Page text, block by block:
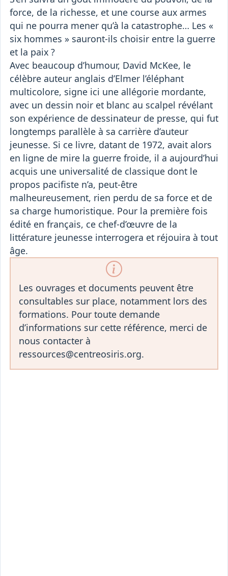
force, de la richesse, et une course aux armes
qui ne pourra mener qu’à la catastrophe… Les «
six hommes » sauront-ils choisir entre la guerre
et la paix ?
Avec beaucoup d’humour, David McKee, le
célèbre auteur anglais d’Elmer l’éléphant
multicolore, signe ici une allégorie mordante,
avec un dessin noir et blanc au scalpel révélant
son expérience de dessinateur de presse, qui fut
longtemps parallèle à sa carrière d’auteur
jeunesse. Si ce livre, datant de 1972, avait alors
en ligne de mire la guerre froide, il a aujourd’hui
acquis une universalité de classique dont le
propos pacifiste n’a, peut-être
malheureusement, rien perdu de sa force et de
sa charge humoristique. Pour la première fois
édité en français, ce chef-d’œuvre de la
littérature jeunesse interrogera et réjouira à tout
âge.
Les ouvrages et documents peuvent être
consultables sur place, notamment lors des
formations. Pour toute demande
d’informations sur cette référence, merci de
nous contacter à
ressources@centreosiris.org.